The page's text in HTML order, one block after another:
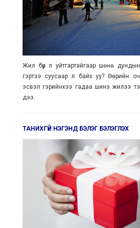
Жил бүр л уйтгартайгаар шөнө
гэртээ суусаар л байх уу? Өөрийн
эсвэл гэрийнхээ гадаа шинэ жилээ
дээ.
ТАНИХГҮЙ НЭГЭНД БЭЛЭГ БЭЛЭГЛЭХ